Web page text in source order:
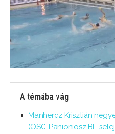
A témába vág
Manhercz Krisztián
(OSC-Panioniosz BL-